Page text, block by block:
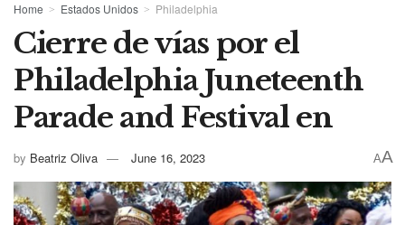
Home Estados Unidos Philadelphia
Cierre de vías por el
Philadelphia Juneteenth
Parade and Festival en
by Beatriz Oliva June 16, 2023 AA